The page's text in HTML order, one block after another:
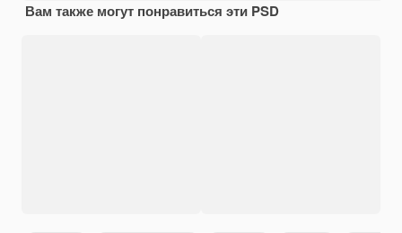
Вам также могут понравиться эти PSD